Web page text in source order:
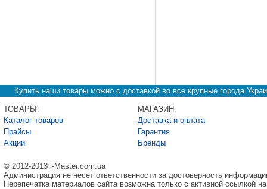
Купить наши товары можно с доставкой во все крупные города
ТОВАРЫ:
Каталог товаров
Прайсы
Акции
МАГАЗИН:
Доставка и оплата
Гарантия
Бренды
© 2012-2013 i-Master.com.ua
Администрация не несет ответственности за достоверность
Перепечатка материалов сайта возможна только с активной ссылкой